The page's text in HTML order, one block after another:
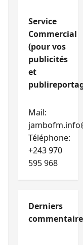
Service
Commercial
(pour vos
publicités
et
Mail:
Téléphone:
+243 970
595 968
Derniers